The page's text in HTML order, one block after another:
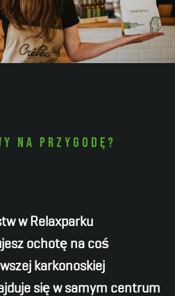
na przygodę?
w Relaxparku
ochotę na coś
karkonoskiej
się w samym centrum